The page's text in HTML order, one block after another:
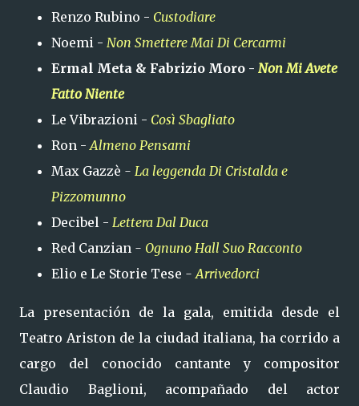
Renzo Rubino - Custodiare
Noemi - Non Smettere Mai Di Cercarmi
Ermal Meta & Fabrizio Moro - Non Mi Avete
Fatto Niente
Le Vibrazioni - Così Sbagliato
Ron -Almeno Pensami
Max Gazzè - La leggenda Di Cristalda e
Pizzomunno
Decibel - Lettera Dal Duca
Red Canzian - Ognuno Hall Suo Racconto
Elio e Le Storie Tese -Arrivedorci
La presentación de la gala, emitida desde el
Teatro Ariston de la ciudad italiana, ha corrido a
cargo del conocido cantante y compositor
Claudio Baglioni, acompañado del actor